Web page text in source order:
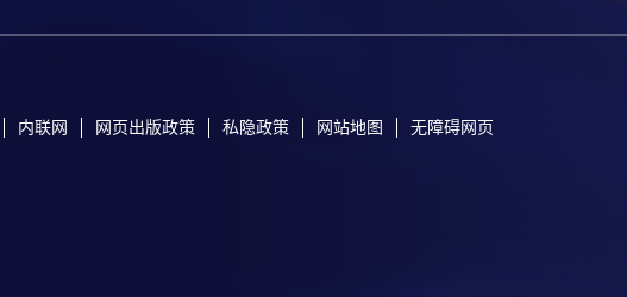
内联网 网页出版政策 私隐政策 网站地图 无障碍网页